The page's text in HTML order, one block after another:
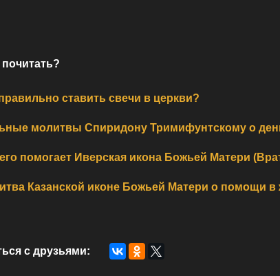
ставить свечи в церкви?
молитвы Спиридону Тримифунтскому о
помогает Иверская икона Божьей Матери
Казанской иконе Божьей Матери о помощи в
с друзьями: